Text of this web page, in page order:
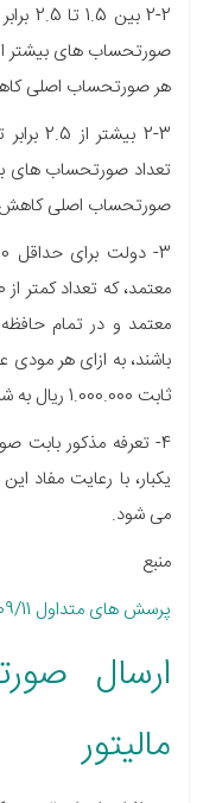
2-2
هر صورتحساب اصلی
2-3
صورتحساب اصلی کاهش
معتمد و در تمام
ثابت 1.000.000 ریال به شرکت معتمد پرداخت می کند.
یکبار، با رعایت مفاد
می شود.
منبع
پرسش های متداول 1402/09/11
ارسال
مالیتور